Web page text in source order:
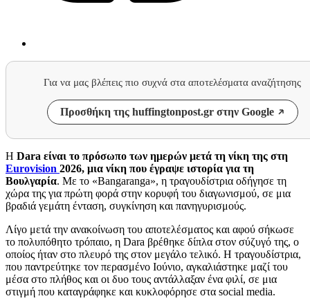
Για να μας βλέπεις πιο συχνά στα αποτελέσματα αναζήτησης
Προσθήκη της huffingtonpost.gr στην Google
Η Dara είναι το πρόσωπο των ημερών μετά τη νίκη της στη
Eurovision 2026, μια νίκη που έγραψε ιστορία για τη
Βουλγαρία. Με το «Bangaranga», η τραγουδίστρια οδήγησε τη
χώρα της για πρώτη φορά στην κορυφή του διαγωνισμού, σε μια
βραδιά γεμάτη ένταση, συγκίνηση και πανηγυρισμούς.
Λίγο μετά την ανακοίνωση του αποτελέσματος και αφού σήκωσε
το πολυπόθητο τρόπαιο, η Dara βρέθηκε δίπλα στον σύζυγό της, ο
οποίος ήταν στο πλευρό της στον μεγάλο τελικό. Η τραγουδίστρια,
που παντρεύτηκε τον περασμένο Ιούνιο, αγκαλιάστηκε μαζί του
μέσα στο πλήθος και οι δυο τους αντάλλαξαν ένα φιλί, σε μια
στιγμή που καταγράφηκε και κυκλοφόρησε στα social media.